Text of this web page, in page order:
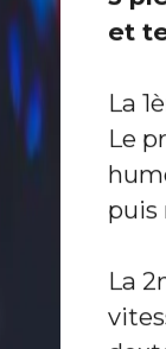
3
et
La
Le
puis
La